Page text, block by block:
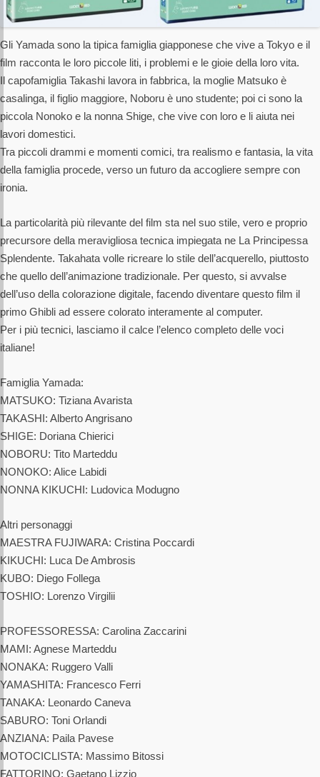
Gli Yamada sono la tipica famiglia giapponese che vive a Tokyo e il
film racconta le loro piccole liti, i problemi e le gioie della loro vita.
Il capofamiglia Takashi lavora in fabbrica, la moglie Matsuko è
casalinga, il figlio maggiore, Noboru è uno studente; poi ci sono la
piccola Nonoko e la nonna Shige, che vive con loro e li aiuta nei
lavori domestici.
Tra piccoli drammi e momenti comici, tra realismo e fantasia, la vita
della famiglia procede, verso un futuro da accogliere sempre con
ironia.
La particolarità più rilevante del film sta nel suo stile, vero e proprio
precursore della meravigliosa tecnica impiegata ne La Principessa
Splendente. Takahata volle ricreare lo stile dell’acquerello, piuttosto
che quello dell’animazione tradizionale. Per questo, si avvalse
dell’uso della colorazione digitale, facendo diventare questo film il
primo Ghibli ad essere colorato interamente al computer.
Per i più tecnici, lasciamo il calce l’elenco completo delle voci
italiane!
Famiglia Yamada:
MATSUKO: Tiziana Avarista
TAKASHI: Alberto Angrisano
SHIGE: Doriana Chierici
NOBORU: Tito Marteddu
NONOKO: Alice Labidi
NONNA KIKUCHI: Ludovica Modugno
Altri personaggi
MAESTRA FUJIWARA: Cristina Poccardi
KIKUCHI: Luca De Ambrosis
KUBO: Diego Follega
TOSHIO: Lorenzo Virgilii
PROFESSORESSA: Carolina Zaccarini
MAMI: Agnese Marteddu
NONAKA: Ruggero Valli
YAMASHITA: Francesco Ferri
TANAKA: Leonardo Caneva
SABURO: Toni Orlandi
ANZIANA: Paila Pavese
MOTOCICLISTA: Massimo Bitossi
FATTORINO: Gaetano Lizzio